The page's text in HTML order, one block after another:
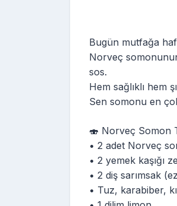
Bugün mutfağa
Norveç
sos.
Hem sağlıklı hem
Sen somonu en
🍣 Norveç Somon
• 2 adet Norveç
• 2 yemek kaşığı
• 2 diş sarımsak
• Tuz, karabiber,